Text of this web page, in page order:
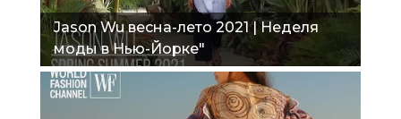
Jason Wu весна-лето 2021 | Неделя
моды в Нью-Йорке"